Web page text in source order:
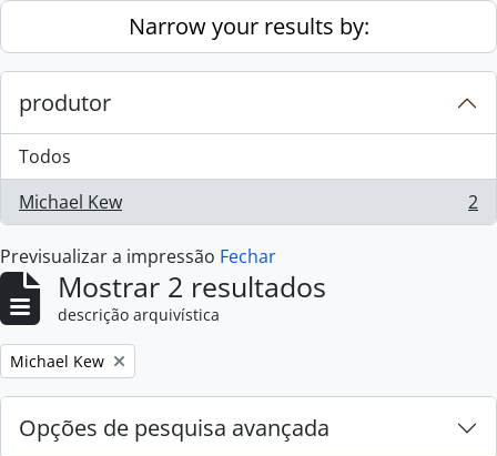
Skip to main contentNarrow your results by:
produtor
Todos
Michael Kew
, 2 resultados 2
Previsualizar a impressão Fechar
Mostrar 2 resultados
descrição arquivística
Remove filter:
Michael Kew
Opções de pesquisa avançada